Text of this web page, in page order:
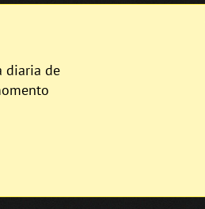
diaria de